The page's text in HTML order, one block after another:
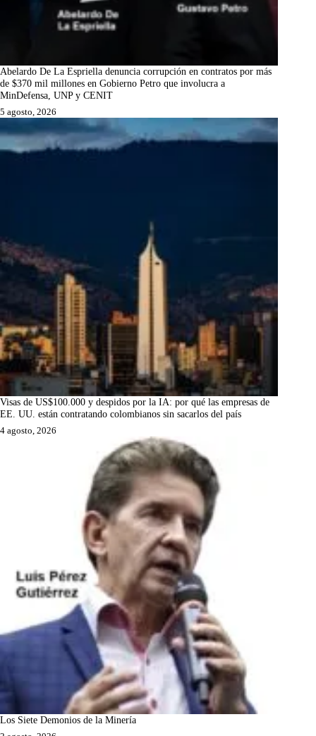
Abelardo De La Espriella denuncia corrupción en contratos por más
de $370 mil millones en Gobierno Petro que involucra a
MinDefensa, UNP y CENIT
5 agosto, 2026
Visas de US$100.000 y despidos por la IA: por qué las empresas de
EE. UU. están contratando colombianos sin sacarlos del país
4 agosto, 2026
Los Siete Demonios de la Minería